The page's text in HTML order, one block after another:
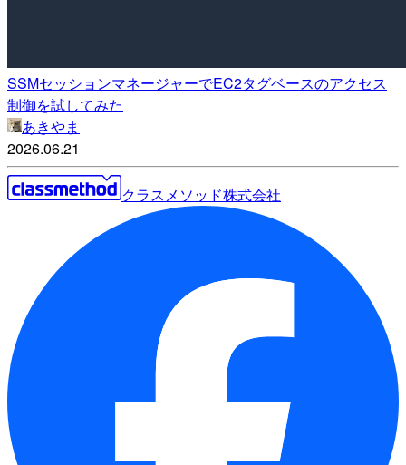
SSMセッションマネージャーでEC2タグベースのアクセス
制御を試してみた
あきやま
2026.06.21
クラスメソッド株式会社